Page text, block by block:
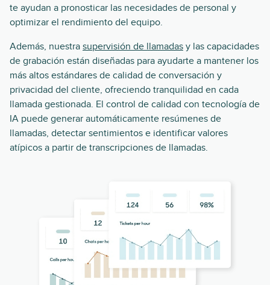
te ayudan a pronosticar las necesidades de personal y
optimizar el rendimiento del equipo.
Además, nuestra supervisión de llamadas y las capacidades
de grabación están diseñadas para ayudarte a mantener los
más altos estándares de calidad de conversación y
privacidad del cliente, ofreciendo tranquilidad en cada
llamada gestionada. El control de calidad con tecnología de
IA puede generar automáticamente resúmenes de
llamadas, detectar sentimientos e identificar valores
atípicos a partir de transcripciones de llamadas.